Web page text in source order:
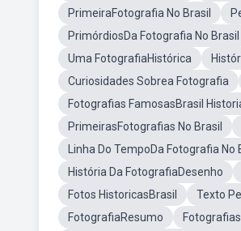
PrimeiraFotografia No Brasil
PrimórdiosDa Fotografia No Brasil
Uma FotografiaHistórica
Curiosidades Sobrea Fotografia
Fotografias FamosasBrasil
PrimeirasFotografias No Brasil
Linha Do TempoDa Fotografia No
História Da FotografiaDesenho
Fotos HistoricasBrasil
Texto
FotografiaResumo